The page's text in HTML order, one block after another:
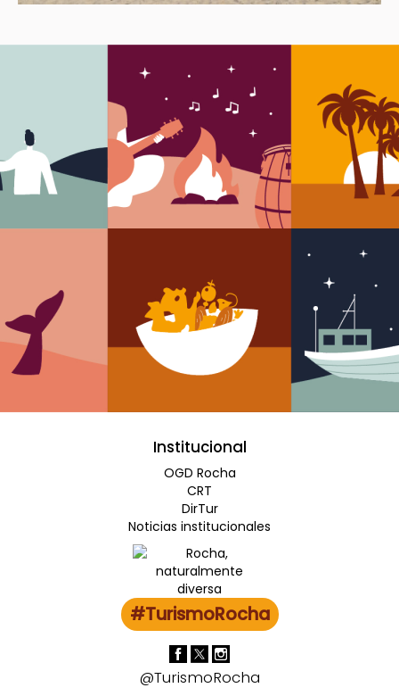
Institucional
OGD Rocha
CRT
DirTur
Noticias institucionales
#TurismoRocha
@TurismoRocha